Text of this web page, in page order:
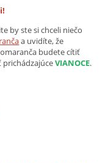
by ste si chceli niečo
a uvidíte, že
budete cítiť
prichádzajúceVIANOCE.